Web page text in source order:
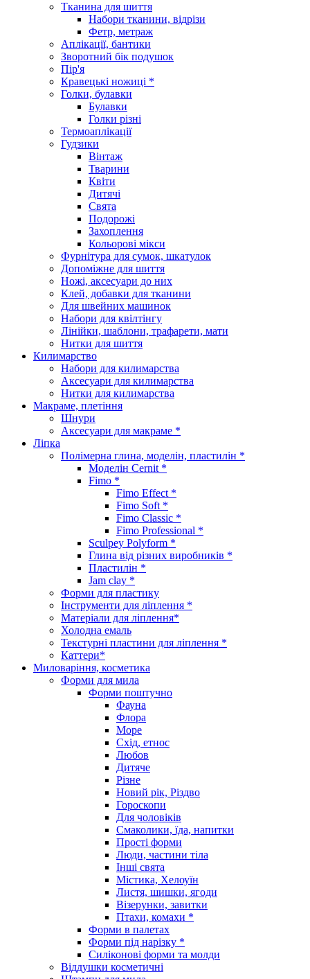
Тканина для шиття
Набори тканини, відрізи
Фетр, метраж
Аплікації, бантики
Зворотний бік подушок
Пір'я
Кравецькі ножиці *
Голки, булавки
Булавки
Голки різні
Термоаплікації
Гудзики
Вінтаж
Тварини
Квіти
Дитячі
Свята
Подорожі
Захоплення
Кольорові мікси
Фурнітура для сумок, шкатулок
Допоміжне для шиття
Ножі, аксесуари до них
Клей, добавки для тканини
Для швейних машинок
Набори для квілтінгу
Лінійки, шаблони, трафарети, мати
Нитки для шиття
Килимарство
Набори для килимарства
Аксесуари для килимарства
Нитки для килимарства
Макраме, плетіння
Шнури
Аксесуари для макраме *
Ліпка
Полімерна глина, моделін, пластилін *
Моделін Cernit *
Fimo *
Fimo Effect *
Fimo Soft *
Fimo Classic *
Fimo Professional *
Sculpey Polyform *
Глина від різних виробників *
Пластилін *
Jam clay *
Форми для пластику
Інструменти для ліплення *
Матеріали для ліплення*
Холодна емаль
Текстурні пластини для ліплення *
Каттери*
Миловаріння, косметика
Форми для мила
Форми поштучно
Фауна
Флора
Море
Схід, етнос
Любов
Дитяче
Різне
Новий рік, Різдво
Гороскопи
Для чоловіків
Смаколики, їда, напитки
Прості форми
Люди, частини тіла
Інші свята
Містика, Хелоуїн
Листя, шишки, ягоди
Візерунки, завитки
Птахи, комахи *
Форми в палетах
Форми під нарізку *
Силіконові форми та молди
Віддушки косметичні